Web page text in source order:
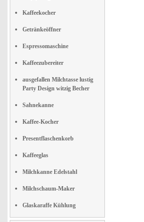
Kaffeekocher
Getränkeöffner
Espressomaschine
Kaffeezubereiter
ausgefallen Milchtasse lustig
Party Design witzig Becher
Sahnekanne
Kaffee-Kocher
Presentflaschenkorb
Kaffeeglas
Milchkanne Edelstahl
Milchschaum-Maker
Glaskaraffe Kühlung